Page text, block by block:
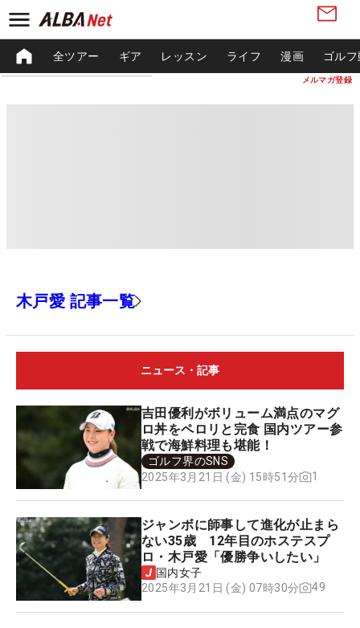
メルマガ登録
全ツアー ギア レッスン ライフ 漫画 ゴル
木戸愛 記事一覧
ニュース・記事
吉田優利がボリューム満点のマグ
ロ丼をペロリと完食 国内ツアー参
戦で海鮮料理も堪能！
ゴルフ界のSNS
2025年3月21日 (金) 15時51分
1
ジャンボに師事して進化が止まら
ない35歳 12年目のホステスプ
ロ・木戸愛「優勝争いしたい」
国内女子
2025年3月21日 (金) 07時30分
49